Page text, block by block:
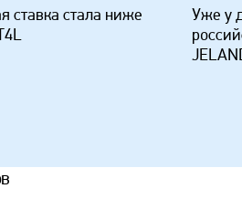
ставка стала ниже
Уже у